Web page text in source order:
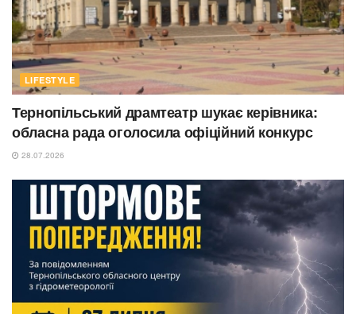
LIFESTYLE
Тернопільський драмтеатр шукає керівника:
обласна рада оголосила офіційний конкурс
28.07.2026